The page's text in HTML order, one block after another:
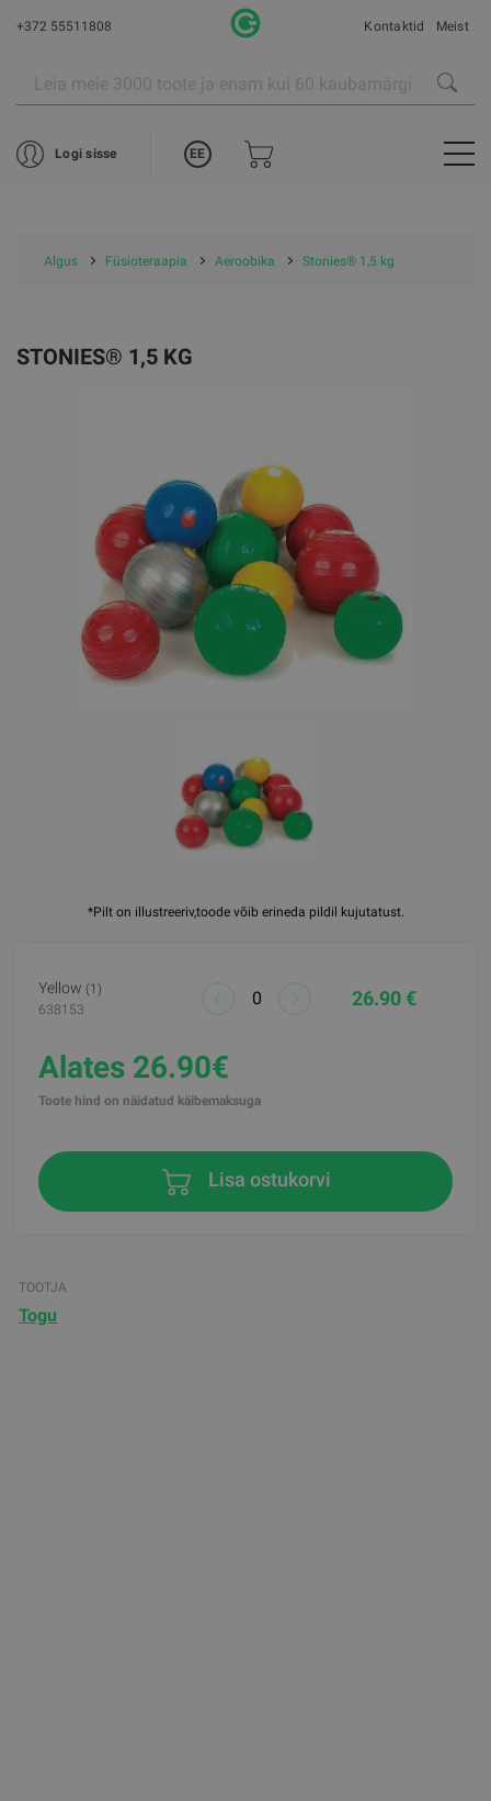
+372 55511808 Kontaktid Meist
Logi sisse EE
Algus Füsioteraapia Aeroobika Stonies® 1,5 kg
*Pilt on illustreeriv,toode võib erineda pildil kujutatust.
STONIES® 1,5 KG
Yellow (1)
638153
26.90 €
Alates 26.90€
Toote hind on näidatud käibemaksuga
Lisa ostukorvi
TOOTJA
Togu